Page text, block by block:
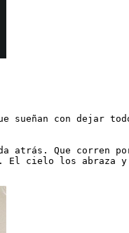
sueñan con
atrás. Que corren
El cielo los abraza